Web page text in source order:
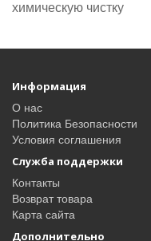
химическую чистку
Информация
О нас
Политика Безопасности
Условия соглашения
Служба поддержки
Контакты
Возврат товара
Карта сайта
Дополнительно